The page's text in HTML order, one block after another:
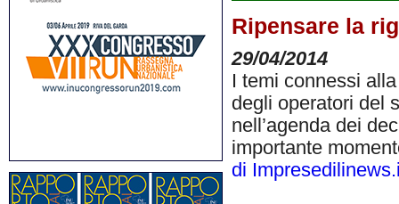
Ripensare la
29/04/2014
I temi connessi
degli operatori del
nell’agenda dei
importante
di